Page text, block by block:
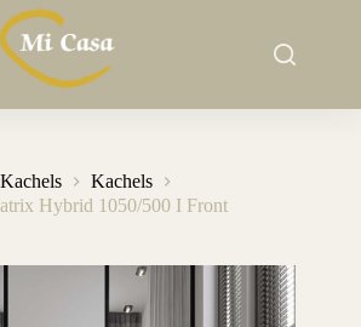
Kachels
Hybrid 1050/500 I Front